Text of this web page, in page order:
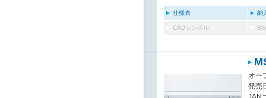
仕様表 納
CADシンボル
オー
発売